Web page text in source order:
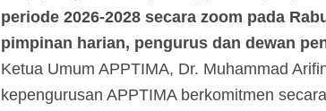
periode 2026-2028 secara zoom pada
pimpinan harian, pengurus dan dewan
Ketua Umum APPTIMA, Dr. Muhammad
kepengurusan APPTIMA berkomitmen